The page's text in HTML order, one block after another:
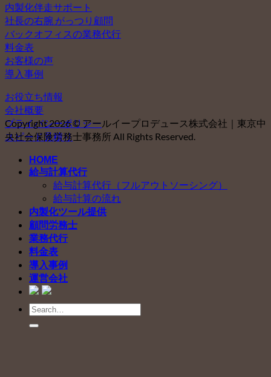
内製化伴走サポート
社長の右腕 がっつり顧問
バックオフィスの業務代行
料金表
お客様の声
導入事例
お役立ち情報
会社概要
プライバシーポリシー
スピード見積り
Copyright 2026 © アールイープロデュース株式会社｜東京中
央社会保険労務士事務所 All Rights Reserved.
HOME
給与計算代行
給与計算代行（フルアウトソーシング）
給与計算の流れ
内製化ツール提供
顧問労務士
業務代行
料金表
導入事例
運営会社